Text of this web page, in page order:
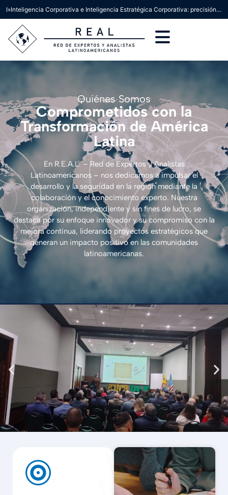
I»Inteligencia Corporativa e Inteligencia Estratégica Corporativa: precisión conceptual para la toma de decisiones»
Quiénes Somos
Comprometidos con la
Transformación de América
Latina
En R.E.A.L. – Red de Expertos y Analistas
Latinoamericanos – nos dedicamos a impulsar el
desarrollo y la seguridad en la región mediante la
colaboración y el conocimiento experto. Nuestra
organización, independiente y sin fines de lucro, se
destaca por su enfoque innovador y su compromiso con la
mejora continua, liderando proyectos estratégicos que
generan un impacto positivo en las comunidades
latinoamericanas.